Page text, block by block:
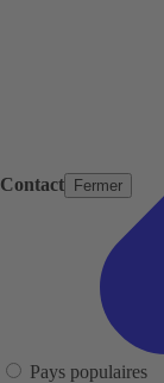
Contact Fermer
Pays populaires